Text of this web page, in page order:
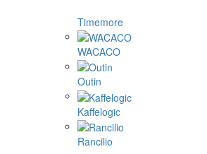
Timemore
WACACO
Outin
Kaffelogic
Rancilio